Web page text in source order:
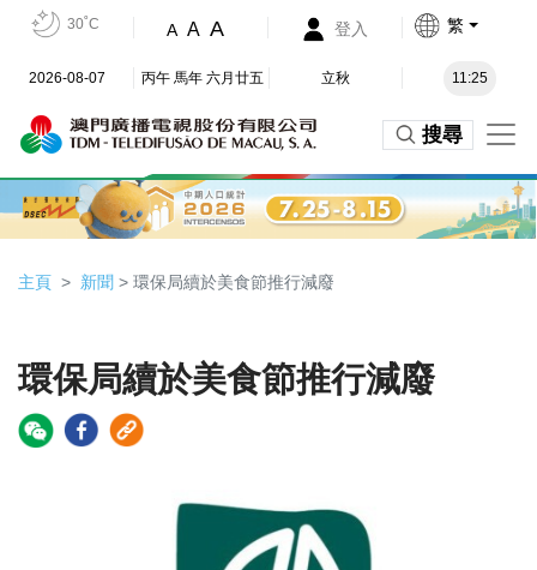
30˚C A A A 登入 繁
2026-08-07 丙午 馬年 六月廿五 立秋 11:25
搜尋
主頁 新聞 > 環保局續於美食節推行減廢
環保局續於美食節推行減廢